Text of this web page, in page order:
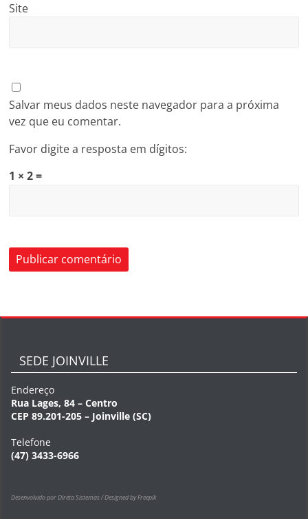
Site
Salvar meus dados neste navegador para a próxima
vez que eu comentar.
Favor digite a resposta em dígitos:
1 × 2 =
SEDE JOINVILLE
Endereço
Rua Lages, 84 – Centro
CEP 89.201-205 – Joinville (SC)
Telefone
(47) 3433-6966
Desenvolvido por Direta Sistemas /Designed by Freepik